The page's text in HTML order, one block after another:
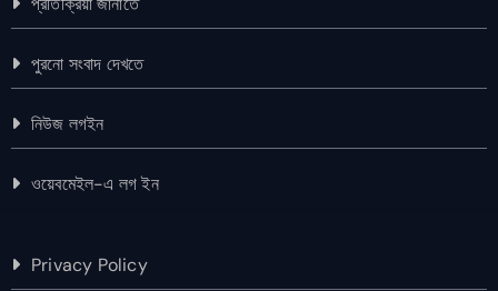
পুরনো সংবাদ দেখতে
নিউজ লগইন
ওয়েবমেইল-এ লগ ইন
Privacy Policy